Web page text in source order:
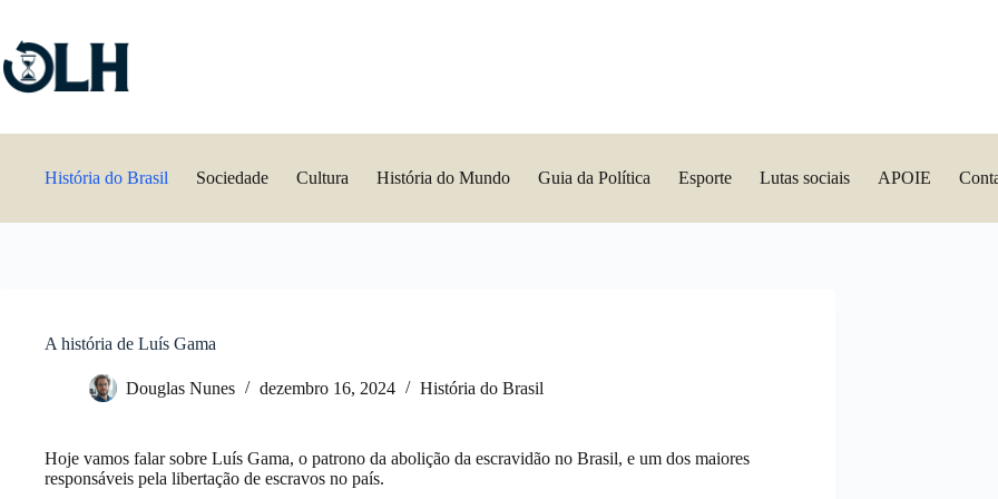
conteúdo
História do Brasil Sociedade Cultura História do Mundo Guia da Política Esporte Lutas sociais APOIE
A história de Luís Gama
Douglas Nunes dezembro 16, 2024 História do Brasil
Hoje vamos falar sobre Luís Gama, o patrono da abolição da escravidão no Brasil, e um dos maiores
responsáveis pela libertação de escravos no país.